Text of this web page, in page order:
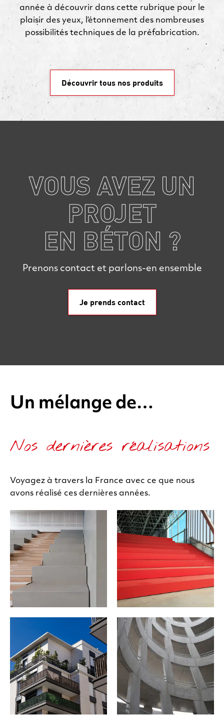
année à découvrir dans cette rubrique pour le
plaisir des yeux, l’étonnement des nombreuses
possibilités techniques de la préfabrication.
Découvrir tous nos produits
VOUS AVEZ UN
PROJET
EN BÉTON ?
Prenons contact et parlons-en ensemble
Je prends contact
Un mélange de…
Nos dernières réalisations
Voyagez à travers la France avec ce que nous
avons réalisé ces dernières années.